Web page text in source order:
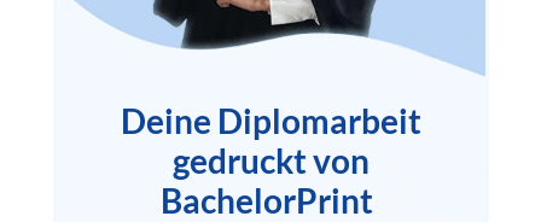
Deine Diplomarbeit
gedruckt von
BachelorPrint